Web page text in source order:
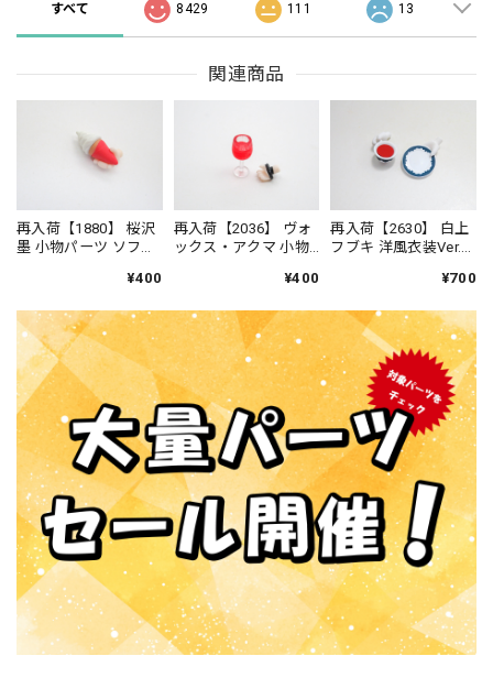
すべて 8429 111 13
関連商品
再入荷【1880】 桜沢
墨 小物パーツ ソフト
¥400
再入荷【2036】 ヴォ
ックス・アクマ 小物
ス ねんどろいど¥400
再入荷【2630】 白上
フブキ 洋風衣装Ver.
ップ＆ソーサ? ねん
¥700